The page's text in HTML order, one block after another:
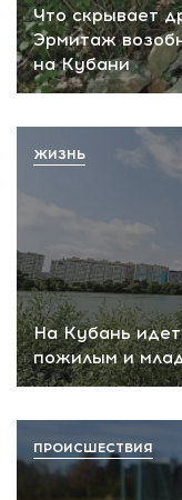
Что скрывает
Эрмитаж
на Кубани
На Кубань
пожилым и
ЖИЗНЬ
ПРОИСШЕСТВИЯ